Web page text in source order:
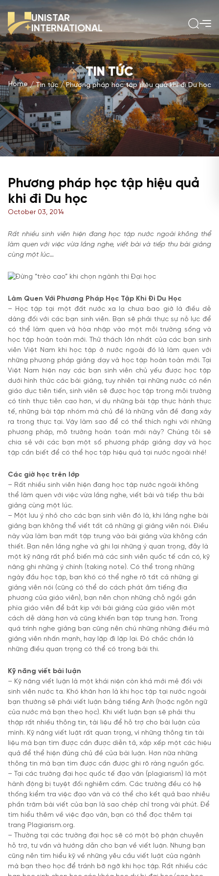
UNISTAR
INTERNATIONAL
TIN TỨC
Home Tin tức Phương pháp học tập hiệu quả khi đi Du học
Phương pháp học tập hiệu quả
khi đi Du học
October 03, 2014
Rất nhiều sinh viên hiện đang học tập nước ngoài không thể
làm quen với việc vừa lắng nghe, viết bài và tiếp thu bài giảng
cùng một lúc…
Làm Quen Với Phương Pháp Học Tập Khi Đi Du Học
– Học tập tại một đất nước xa lạ chưa bao giờ là điều dễ
dàng đối với các bạn sinh viên. Bạn sẽ phải thực sự nỗ lực để
có thể làm quen và hòa nhập vào một môi trường sống và
học tập hoàn toàn mới. Thử thách lớn nhất của các bạn sinh
viên Việt Nam khi học tập ở nước ngoài đó là làm quen với
những phương pháp giảng dạy và học tập hoàn toàn mới. Tại
Việt Nam hiện nay các bạn sinh viên chủ yếu được học tập
dưới hình thức các bài giảng, tuy nhiên tại những nước có nền
giáo dục tiên tiến, sinh viên sẽ được học tập trong môi trường
có tính thực tiễn cao hơn, ví dụ những bài tập thực hành thực
tế, những bài tập nhóm mà chủ đề là những vẫn đề đang xảy
ra trong thực tại. Vậy làm sao để có thể thích nghi với những
phương pháp, mô trường hoàn toàn mới này? Chúng tôi sẽ
chia sẻ với các bạn một số phương pháp giảng dạy và học
tập cần biết để có thể học tập hiệu quả tại nước ngoài nhé!
Các giờ học trên lớp
– Rất nhiều sinh viên hiện đang học tập nước ngoài không
thể làm quen với việc vừa lắng nghe, viết bài và tiếp thu bài
giảng cùng một lúc.
– Một lưu ý nhỏ cho các bạn sinh viên đó là, khi lắng nghe bài
giảng bạn không thể viết tất cả những gì giảng viên nói. Điều
này vừa làm bạn mất tập trung vào bài giảng vừa không cần
thiết. Bạn nên lắng nghe và ghi lại những ý quan trọng, đây là
một kỹ năng rất phổ biến mà các sinh viên quốc tế cần có, kỹ
năng ghi những ý chính (taking note). Có thể trong những
ngày đầu học tập, bạn khó có thể nghe rõ tất cả những gì
giảng viên nói (cũng có thể do cách phát âm tiếng địa
phương của giáo viên), bạn nên chọn những chỗ ngồi gần
phía giáo viên để bắt kịp với bài giảng của giáo viên một
cách dễ dàng hơn và cũng khiến bạn tập trung hơn. Trong
quá trình nghe giảng bạn cũng nên chú những những điều mà
giảng viên nhấn mạnh, hay lặp đi lặp lại. Đó chắc chắn là
những điều quan trọng có thể có trong bài thi.
Kỹ năng viết bài luận
– Kỹ năng viết luận là một khái niện còn khá mới mẻ đối với
sinh viên nước ta. Khó khăn hơn là khi học tập tại nước ngoài
bạn thường sẽ phải viết luận bằng tiếng Anh (hoặc ngôn ngữ
của nước mà bạn theo học). Khi viết luận bạn sẽ phải thu
thập rất nhiều thông tin, tài liệu để hỗ trợ cho bài luận của
mình. Kỹ năng viết luật rất quan trọng, vì những thông tin tài
liệu mà bạn tìm được cần được diễn tả, xắp xếp một các hiệu
quả để thể hiện đúng chủ đề của bài luận. Hơn nữa những
thông tin mà bạn tìm được cần được ghi rõ ràng nguồn gốc.
– Tại các trường đại học quốc tế đạo văn (plagiarism) là một
hành động bị tuyệt đối nghiêm cấm. Các trường đều có hệ
thống kiểm tra việc đạo văn và có thể cho kết quả bao nhiêu
phần trăm bài viết của bạn là sao chép chỉ trong vài phút. Để
tìm hiểu thêm về việc đạo văn, bạn có thể đọc thêm tại
trang Plagiarism.org.
– Thường tại các trường đại học sẽ có một bộ phận chuyên
hỗ trợ, tư vấn và hướng dẫn cho bạn về viết luận. Nhưng bạn
cũng nên tìm hiểu kỹ về những yêu cầu viết luật của ngành
mà bạn theo học để tránh bỡ ngỡ khi học tập. Rất nhiều các